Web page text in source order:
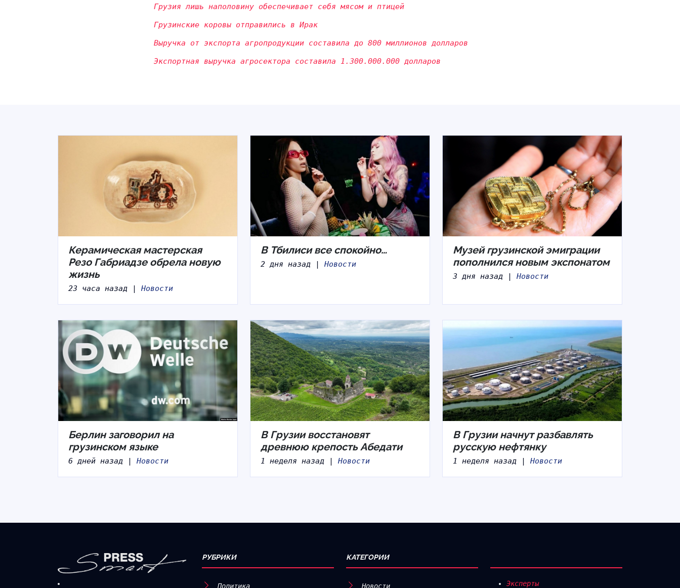
Грузия лишь наполовину обеспечивает себя мясом и птицей
Грузинские коровы отправились в Ирак
Выручка от экспорта агропродукции составила до 800 миллионов долларов
Экспортная выручка агроcектора составила 1.300.000.000 долларов
Керамическая мастерская
Резо Габриадзе обрела новую
жизнь
23 часа назад | Новости
В Тбилиси все спокойно…
2 дня назад | Новости
Музей грузинской эмиграции
пополнился новым экспонатом
3 дня назад | Новости
Берлин заговорил на
грузинском языке
6 дней назад | Новости
В Грузии восстановят
древнюю крепость Абедати
1 неделя назад | Новости
В Грузии начнут разбавлять
русскую нефтянку
1 неделя назад | Новости
РУБРИКИ
Политика
КАТЕГОРИИ
Новости Эксперты